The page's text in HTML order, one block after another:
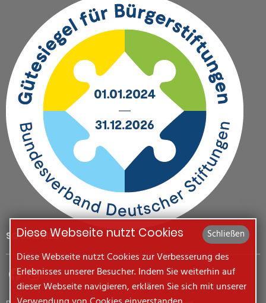
SOCIAL MEDIA Schließen
Diese Webseite nutzt Cookies
Diese Webseite nutzt Cookies zur Verbesserung des
Erlebnisses unserer Besucher. Indem Sie weiterhin auf
dieser Webseite navigieren, erklären Sie sich mit unserer